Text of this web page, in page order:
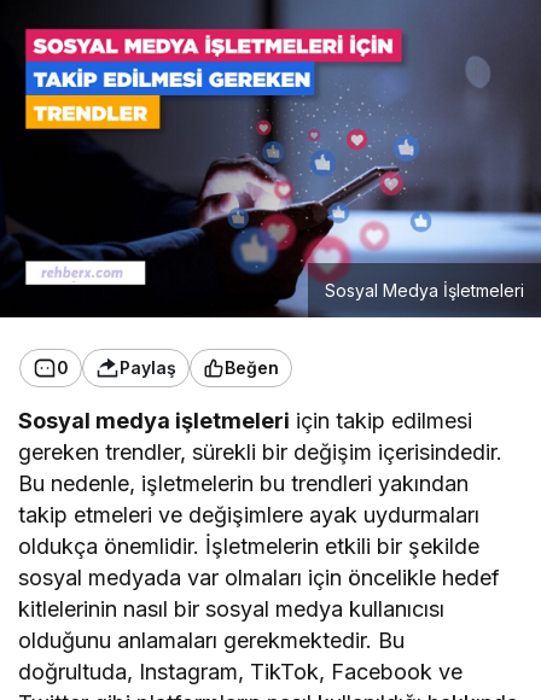
Sosyal Medya İşletmeleri
0 Paylaş Beğen
Sosyal medya işletmeleri için takip edilmesi
gereken trendler, sürekli bir değişim içerisindedir.
Bu nedenle, işletmelerin bu trendleri yakından
takip etmeleri ve değişimlere ayak uydurmaları
oldukça önemlidir. İşletmelerin etkili bir şekilde
sosyal medyada var olmaları için öncelikle hedef
kitlelerinin nasıl bir sosyal medya kullanıcısı
olduğunu anlamaları gerekmektedir. Bu
doğrultuda, Instagram, TikTok, Facebook ve